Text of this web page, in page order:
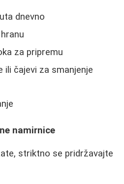
dnevno
za pripremu
ili čajevi za smanjenje
namirnice
striktno se pridržavajte